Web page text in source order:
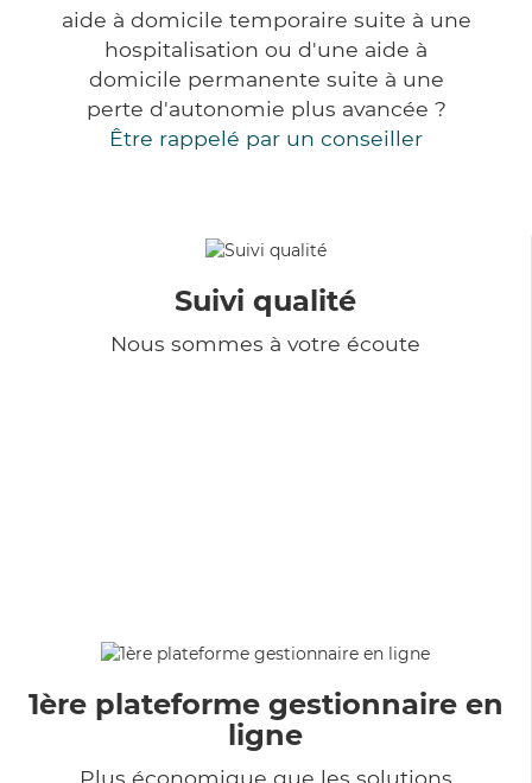
aide à domicile temporaire suite à une
hospitalisation ou d'une aide à
domicile permanente suite à une
perte d'autonomie plus avancée ?
Être rappelé par un conseiller
Suivi qualité
Nous sommes à votre écoute
1ère plateforme gestionnaire en
ligne
Plus économique que les solutions